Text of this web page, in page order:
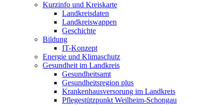
Kurzinfo und Kreiskarte
Landkreisdaten
Landkreiswappen
Geschichte
Bildung
IT-Konzept
Energie und Klimaschutz
Gesundheit im Landkreis
Gesundheitsamt
Gesundheitsregion plus
Krankenhausversorung im Landkreis
Pflegestützpunkt Weilheim-Schongau